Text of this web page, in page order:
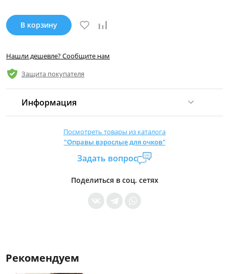
В корзину
Нашли дешевле? Сообщите нам
Защита покупателя
Информация
Страна производитель:Китай
Уровень доступа:0
* Общие условия читайте в правилах сайта
Посмотреть товары из каталога
"Оправы взрослые для очков"
Задать вопрос
Поделиться в соц. сетях
Рекомендуем